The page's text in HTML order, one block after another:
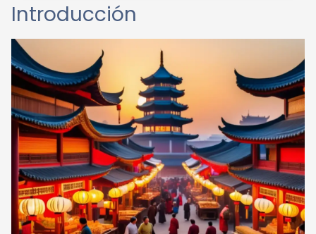
Introducción